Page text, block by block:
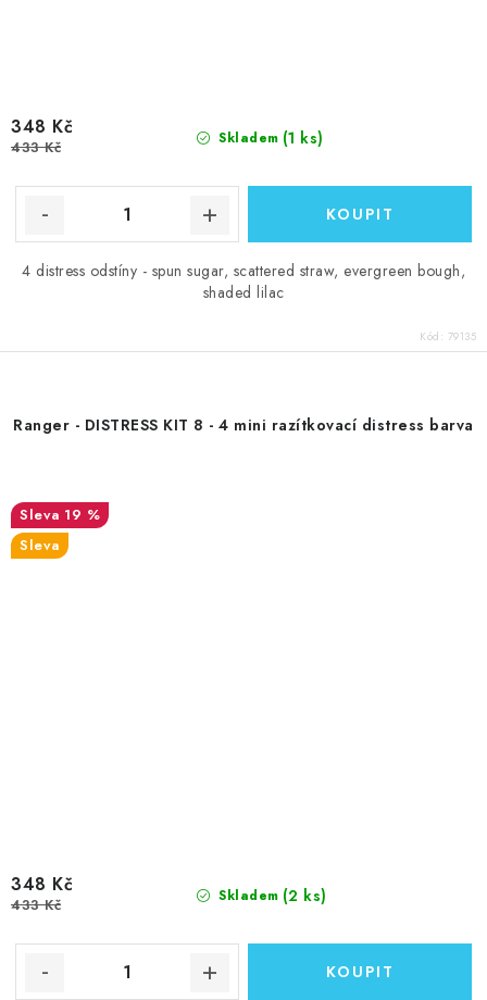
Skladem (1 ks)
348 Kč
433 Kč
4 distress odstíny - spun sugar, scattered straw, evergreen bough,
shaded lilac
Kód: 79135
Ranger - DISTRESS KIT 8 - 4 mini razítkovací distress barva
19 %
Sleva
Skladem (2 ks)
348 Kč
433 Kč